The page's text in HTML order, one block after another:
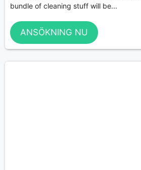
bundle of cleaning stuff will be...
ANSÖKNING NU